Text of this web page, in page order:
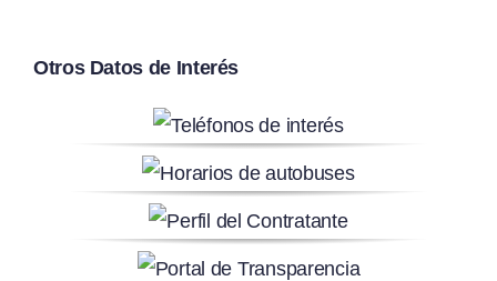
Otros Datos de Interés